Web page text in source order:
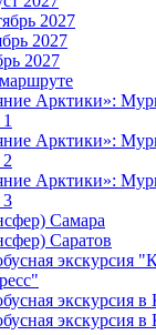
2027
2027
2027
Арктики»:
Арктики»:
Арктики»:
3
Самара
Саратов
экскурсия
экскурсия в
экскурсия